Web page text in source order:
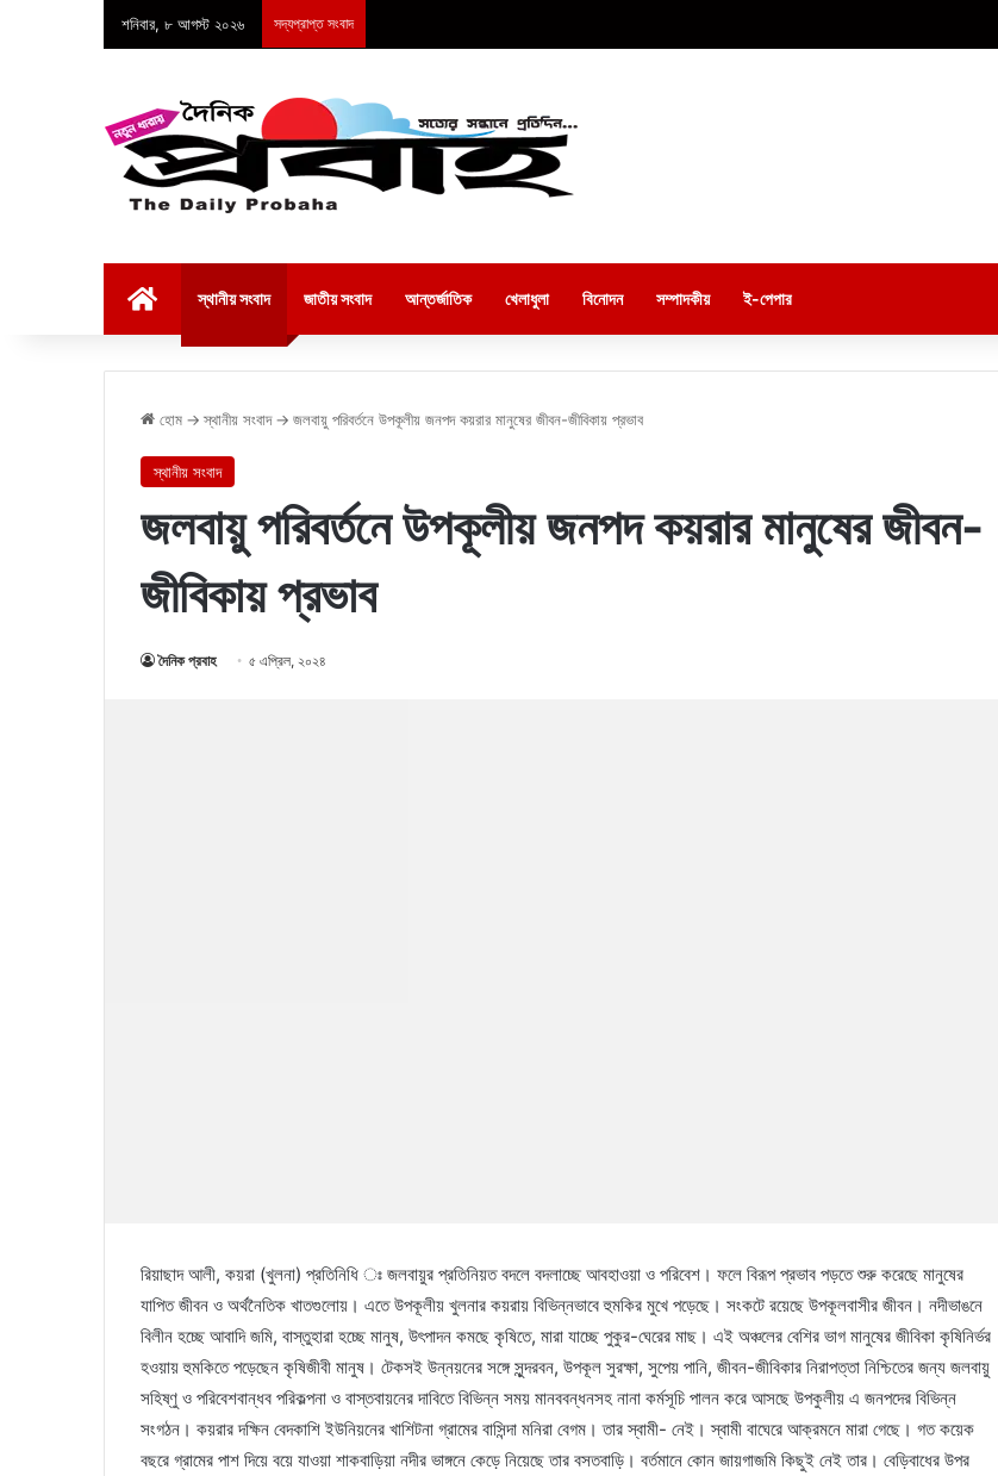
শনিবার, ৮ আগস্ট ২০২৬ সদ্যপ্রাপ্ত সংবাদ
স্থানীয় সংবাদ জাতীয় সংবাদ আন্তর্জাতিক খেলাধুলা বিনোদন সম্পাদকীয় ই-পেপার
হোম → স্থানীয় সংবাদ → জলবায়ু পরিবর্তনে উপকূলীয় জনপদ কয়রার মানুষের জীবন-জীবিকায় প্রভাব
স্থানীয় সংবাদ
জলবায়ু পরিবর্তনে উপকূলীয় জনপদ কয়রার মানুষের জীবন-
জীবিকায় প্রভাব
দৈনিক প্রবাহ ৫ এপ্রিল, ২০২৪
রিয়াছাদ আলী, কয়রা (খুলনা) প্রতিনিধি ঃ জলবায়ুর প্রতিনিয়ত বদলে বদলাচ্ছে আবহাওয়া ও পরিবেশ। ফলে বিরূপ প্রভাব পড়তে শুরু করেছে মানুষের
যাপিত জীবন ও অর্থনৈতিক খাতগুলোয়। এতে উপকূলীয় খুলনার কয়রায় বিভিন্নভাবে হুমকির মুখে পড়েছে। সংকটে রয়েছে উপকূলবাসীর জীবন। নদীভাঙনে
বিলীন হচ্ছে আবাদি জমি, বাস্তুহারা হচ্ছে মানুষ, উৎপাদন কমছে কৃষিতে, মারা যাচ্ছে পুকুর-ঘেরের মাছ। এই অঞ্চলের বেশির ভাগ মানুষের জীবিকা কৃষিনির্ভর
হওয়ায় হুমকিতে পড়েছেন কৃষিজীবী মানুষ। টেকসই উন্নয়নের সঙ্গে সুন্দরবন, উপকূল সুরক্ষা, সুপেয় পানি, জীবন-জীবিকার নিরাপত্তা নিশ্চিতের জন্য জলবায়ু
সহিষ্ণু ও পরিবেশবান্ধব পরিকল্পনা ও বাস্তবায়নের দাবিতে বিভিন্ন সময় মানববন্ধনসহ নানা কর্মসূচি পালন করে আসছে উপকুলীয় এ জনপদের বিভিন্ন
সংগঠন। কয়রার দক্ষিন বেদকাশি ইউনিয়নের খাশিটনা গ্রামের বাসিন্দা মনিরা বেগম। তার স্বামী- নেই। স্বামী বাঘেরে আক্রমনে মারা গেছে। গত কয়েক
বছরে গ্রামের পাশ দিয়ে বয়ে যাওয়া শাকবাড়িয়া নদীর ভাঙ্গনে কেড়ে নিয়েছে তার বসতবাড়ি। বর্তমানে কোন জায়গাজমি কিছুই নেই তার। বেড়িবাধের উপর